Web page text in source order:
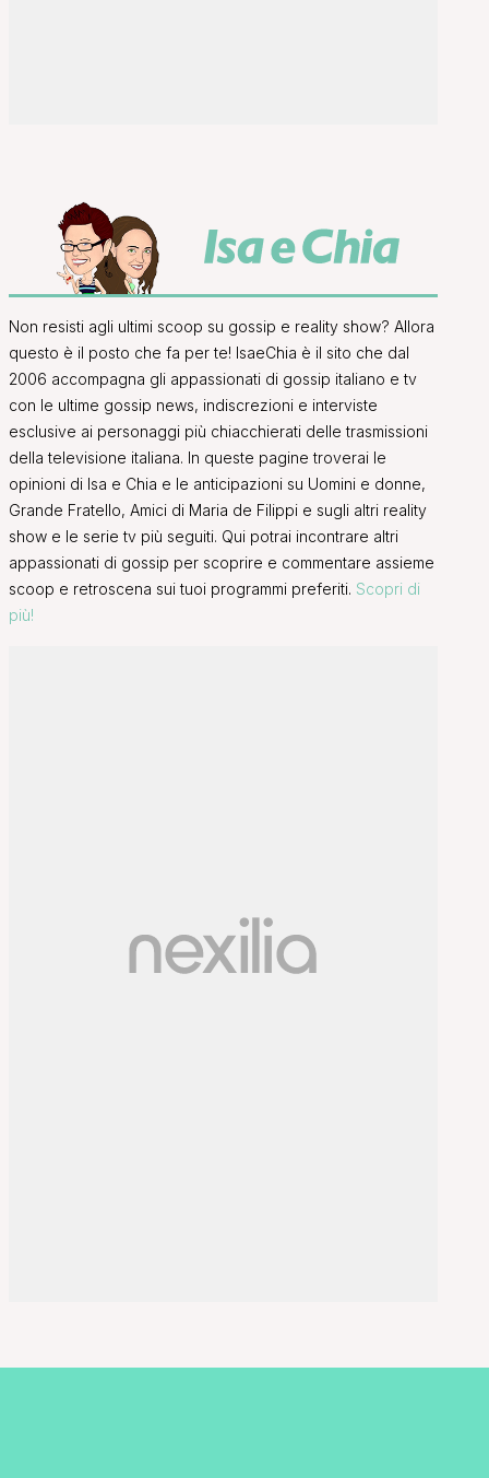
Non resisti agli ultimi scoop su gossip e reality show? Allora
questo è il posto che fa per te! IsaeChia è il sito che dal
2006 accompagna gli appassionati di gossip italiano e tv
con le ultime gossip news, indiscrezioni e interviste
esclusive ai personaggi più chiacchierati delle trasmissioni
della televisione italiana. In queste pagine troverai le
opinioni di Isa e Chia e le anticipazioni su Uomini e donne,
Grande Fratello, Amici di Maria de Filippi e sugli altri reality
show e le serie tv più seguiti. Qui potrai incontrare altri
appassionati di gossip per scoprire e commentare assieme
scoop e retroscena sui tuoi programmi preferiti. Scopri di
più!